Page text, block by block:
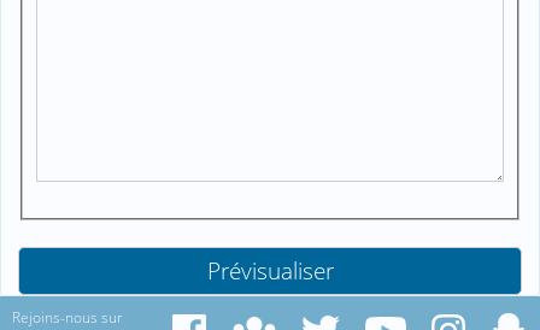
Rejoins-nous sur